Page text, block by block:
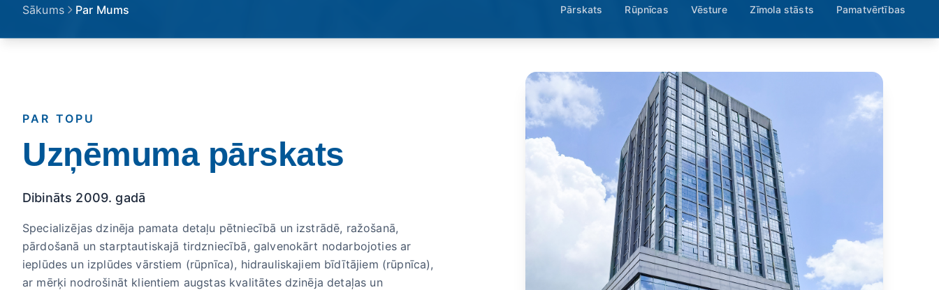
Sākums Par Mums Pārskats Rūpnīcas Vēsture Zīmola stāsts Pamatvērtības
PAR TOPU
Uzņēmuma pārskats
Dibināts 2009. gadā
Specializējas dzinēja pamata detaļu pētniecībā un izstrādē, ražošanā,
pārdošanā un starptautiskajā tirdzniecībā, galvenokārt nodarbojoties ar
ieplūdes un izplūdes vārstiem (rūpnīca), hidrauliskajiem bīdītājiem (rūpnīca),
ar mērķi nodrošināt klientiem augstas kvalitātes dzinēja detaļas un